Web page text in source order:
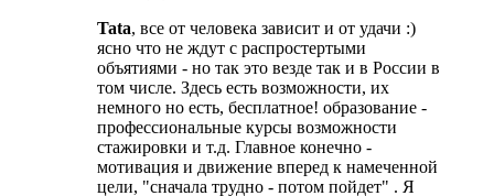
Tata, все от человека зависит и от удачи :)
ясно что не ждут с распростертыми
объятиями - но так это везде так и в России в
том числе. Здесь есть возможности, их
немного но есть, бесплатное! образование -
профессиональные курсы возможности
стажировки и т.д. Главное конечно -
мотивация и движение вперед к намеченной
цели, "сначала трудно - потом пойдет" . Я